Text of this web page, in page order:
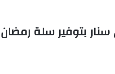
بتوفير سلة رمضان